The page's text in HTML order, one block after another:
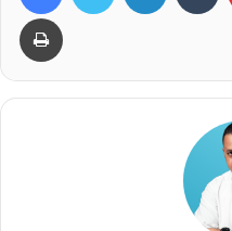
Imprimir